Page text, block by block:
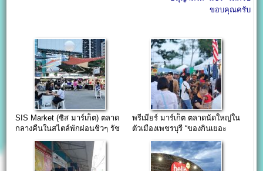
ขอบคุณครับ
SIS Market (ซิส มาร์เก็ต) ตลาด
กลางคืนในสไตล์พักผ่อนชิวๆ รัช
ดาซอย4
พรีเมียร์ มาร์เก็ต ตลาดนัดใหญ่ใน
ตัวเมืองเพชรบุรี “ของกินเยอะ
ร้านค้าเพียบ”